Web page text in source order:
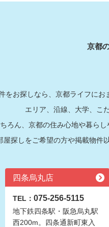
京都
をお探しなら、京都ライフに
エリア、沿線、大学、こ
ろん、京都の住み心地や暮ら
屋探しをご希望の方や掲載物件
四条烏丸店
TEL： 075-256-5115
地下鉄四条駅・阪急烏丸駅
西200m。四条通新町東入